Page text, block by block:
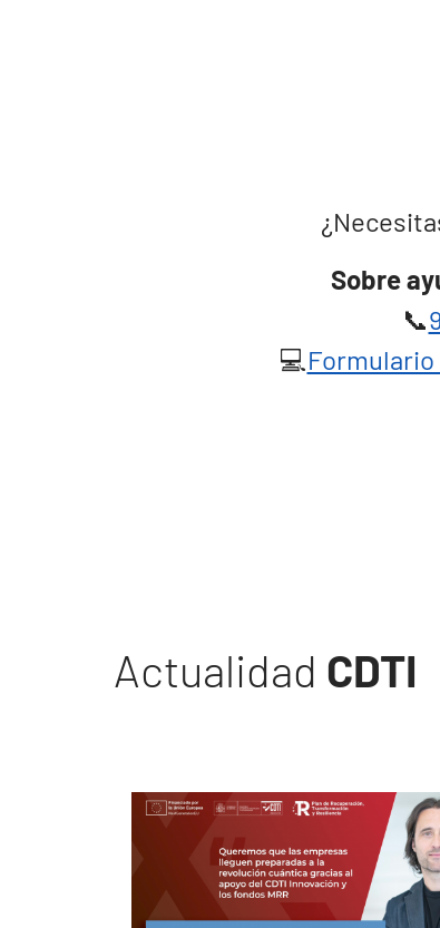
Sobre
📞
💻
Actualidad CDTI